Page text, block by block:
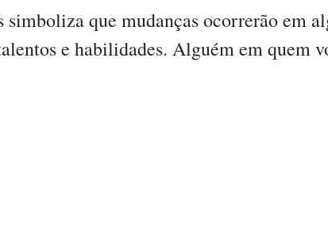
simboliza que mudanças ocorrerão em
e habilidades. Alguém em quem